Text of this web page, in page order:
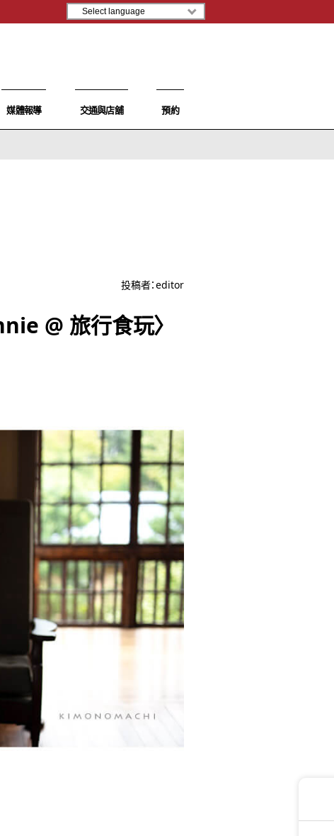
媒體報導 交通與店舖 預約
投稿者：editor
@ 旅行食玩〉